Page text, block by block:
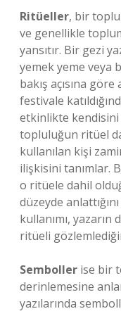
Ritüeller, bir
ve genellikle
yansıtır. Bir gezi
yemek yeme veya
bakış açısına
festivale
etkinlikte kendisini
topluluğun ritüel
kullanılan kişi
ilişkisini tanımlar.
o ritüele dahil
düzeyde
kullanımı, yazarın
ritüeli
Semboller ise bir
derinlemesine
yazılarında